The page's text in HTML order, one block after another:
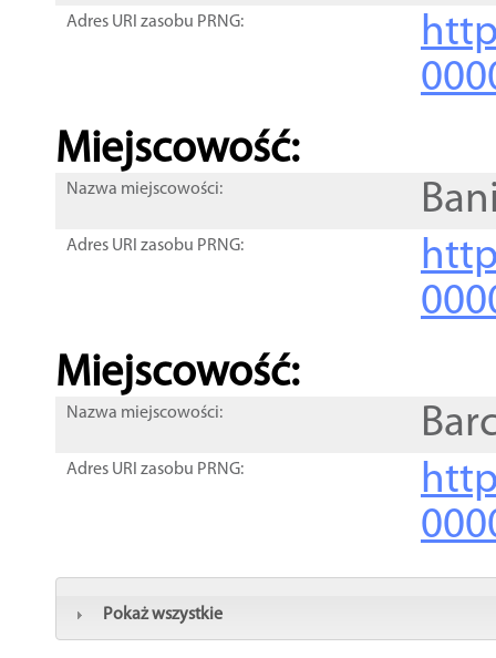
Adres URI zasobu PRNG:
Miejscowość:
Nazwa miejscowości:
Adres URI zasobu PRNG:
Miejscowość:
Nazwa miejscowości:
Adres URI zasobu PRNG:
Pokaż wszystkie